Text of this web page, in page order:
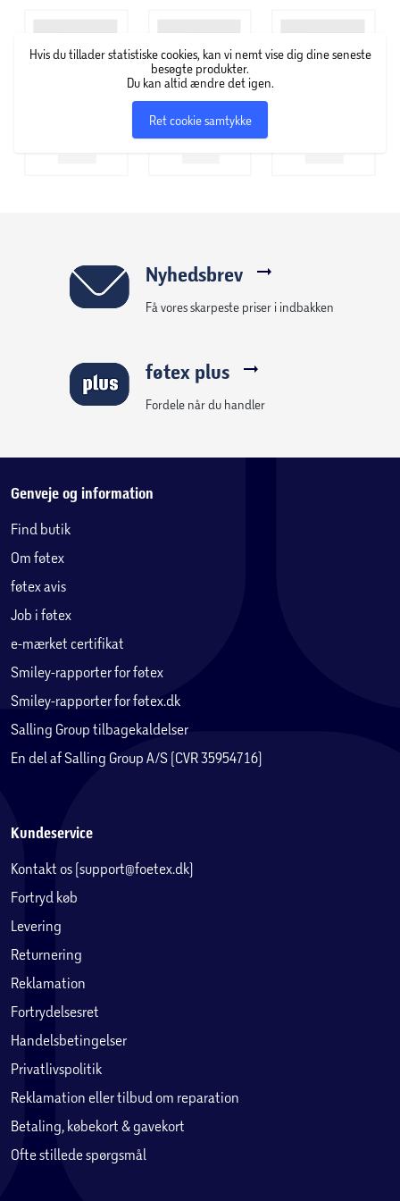
Venedig møblet leveres færdigsamlet og har justérbare
ophængsbeslag, der gør installationen nem og gør
Venedig badmøbel forener skønhed og funktionalitet og
Hvis du tillader statistiske cookies, kan vi nemt vise dig dine seneste
besøgte produkter.
Du kan altid ændre det igen.
Ret cookie samtykke
Nyhedsbrev
Få vores skarpeste priser i indbakken
føtex plus
Fordele når du handler
Genveje og information
Find butik
Om føtex
føtex avis
Job i føtex
e-mærket certifikat
Smiley-rapporter for føtex
Smiley-rapporter for føtex.dk
Salling Group tilbagekaldelser
En del af Salling Group A/S (CVR 35954716)
Kundeservice
Kontakt os (support@foetex.dk)
Fortryd køb
Levering
Returnering
Reklamation
Fortrydelsesret
Handelsbetingelser
Privatlivspolitik
Reklamation eller tilbud om reparation
Betaling, købekort & gavekort
Ofte stillede spørgsmål